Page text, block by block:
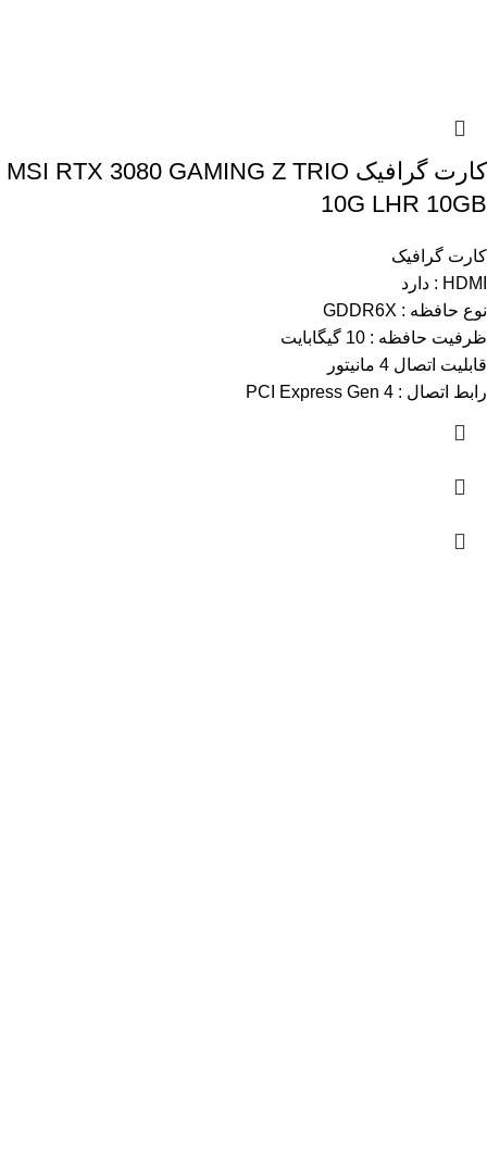
کارت گرافیک MSI RTX 3080 GAMING Z TRIO
10G LHR 10GB
کارت گرافیک
HDMI : دارد
نوع حافظه : GDDR6X
ظرفیت حافظه : 10 گیگابایت
قابلیت اتصال 4 مانیتور
رابط اتصال : PCI Express Gen 4